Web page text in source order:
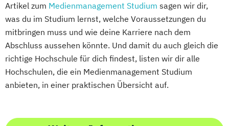
Artikel zum Medienmanagement Studium sagen wir dir,
was du im Studium lernst, welche Voraussetzungen du
mitbringen muss und wie deine Karriere nach dem
Abschluss aussehen könnte. Und damit du auch gleich die
richtige Hochschule für dich findest, listen wir dir alle
Hochschulen, die ein Medienmanagement Studium
anbieten, in einer praktischen Übersicht auf.